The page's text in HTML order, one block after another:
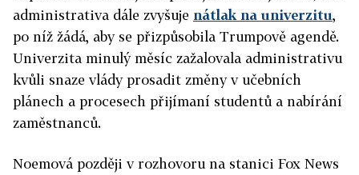
administrativa dále zvyšuje nátlak na univerzitu,
po níž žádá, aby se přizpůsobila Trumpově agendě.
Univerzita minulý měsíc zažalovala administrativu
kvůli snaze vlády prosadit změny v učebních
plánech a procesech přijímaní studentů a nabírání
zaměstnanců.
Noemová později v rozhovoru na stanici Fox News